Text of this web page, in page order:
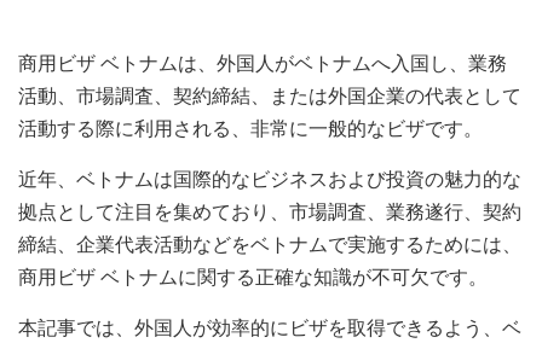
商用ビザ ベトナムは、外国人がベトナムへ入国し、業務
活動、市場調査、契約締結、または外国企業の代表として
活動する際に利用される、非常に一般的なビザです。
近年、ベトナムは国際的なビジネスおよび投資の魅力的な
拠点として注目を集めており、市場調査、業務遂行、契約
締結、企業代表活動などをベトナムで実施するためには、
商用ビザ ベトナムに関する正確な知識が不可欠です。
本記事では、外国人が効率的にビザを取得できるよう、ベ